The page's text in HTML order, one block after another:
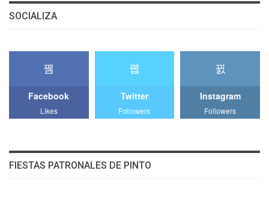
SOCIALIZA
Facebook
Likes
Twitter
Followers
Instagram
Followers
FIESTAS PATRONALES DE PINTO